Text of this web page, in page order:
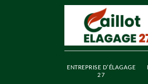
ENTREPRISE D'ÉLAGAGE
27